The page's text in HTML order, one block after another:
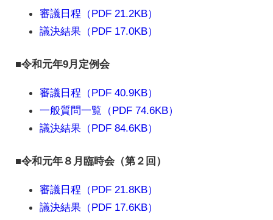
審議日程（PDF 21.2KB）
議決結果（PDF 17.0KB）
■令和元年9月定例会
審議日程（PDF 40.9KB）
一般質問一覧（PDF 74.6KB）
議決結果（PDF 84.6KB）
■令和元年８月臨時会（第２回）
審議日程（PDF 21.8KB）
議決結果（PDF 17.6KB）